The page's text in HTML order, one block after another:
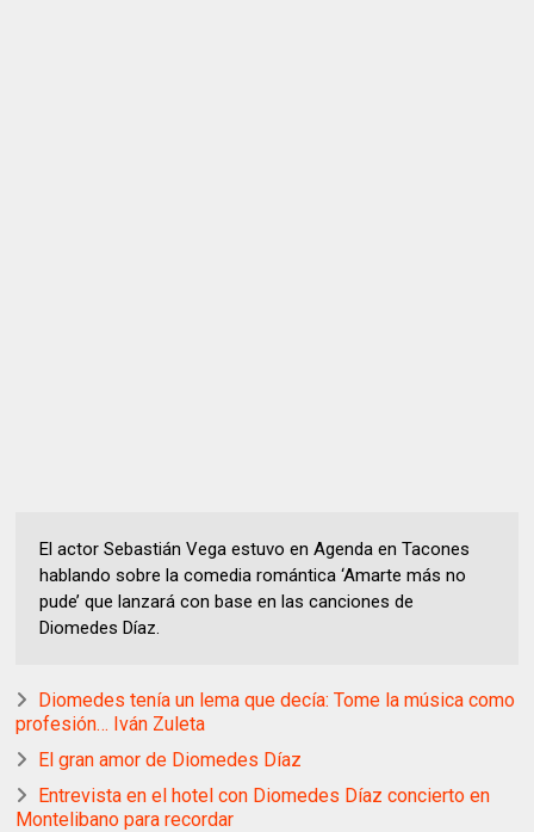
El actor Sebastián Vega estuvo en Agenda en Tacones
hablando sobre la comedia romántica ‘Amarte más no
pude’ que lanzará con base en las canciones de
Diomedes Díaz.
Diomedes tenía un lema que decía: Tome la música como
profesión… Iván Zuleta
El gran amor de Diomedes Díaz
Entrevista en el hotel con Diomedes Díaz concierto en
Montelibano para recordar